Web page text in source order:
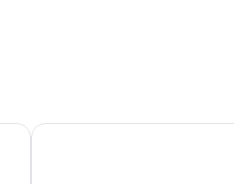
del personal
Wild Palms, a JdV by Hyatt Hotel